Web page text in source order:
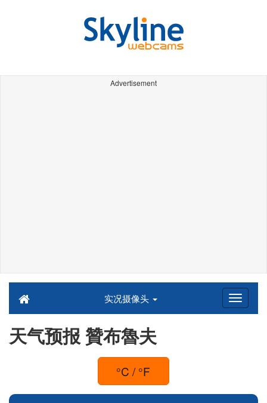
Advertisement
实况摄像头
天气预报 贊布魯夫
°C / °F